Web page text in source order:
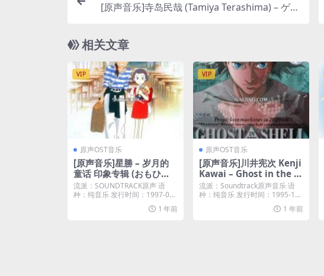
[原声音乐]寺岛民哉 (Tamiya Terashima) – ゲド
相关文章
VIP
原声OST音乐
[原声音乐]星勝 – 岁月的
童话 印象专辑 (おもひで
ぽろぽろイメージアルバ
ム) [iTunes Plus AAC M
流派：SOUNDTRACK原声 语
种：纯音乐 发行时间：1997-04-
1 年前
VIP
原声OST音乐
[原声音乐]川井宪次 Kenji
Kawai – Ghost in the S
hell – Koukaku Kidouta
i (Original Soundtrack)
[iTunes Plus M4A]
流派：Soundtrack原声音乐 语
种：纯音乐 发行时间：1995-11-
1 年前